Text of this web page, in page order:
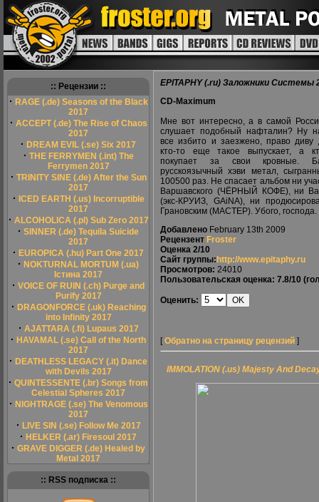
:: Рецензии ::
· RAGE (.de) Seasons of the Black
2017
· ACCEPT (.de) The Rise of Chaos
2017
· DREAM EVIL (.se) Six 2017
· THE FERRYMEN (.int) The
Ferrymen 2017
· TRINITY SINE (.de) After the Sun
2017
· ICED EARTH (.us) Incorruptible
2017
· ALCOHOLICA (.pl) Sub Zero 2017
· SINNER (.de) Tequila Suicide
2017
· EUROPICA (.hu) Part One 2017
· NOKTURNAL MORTUM (.ua)
Істина 2017
· VOICE OF RUIN (.ch) Purge and
Purify 2017
· DRAGONFORCE (.uk) Reaching
into Infinity 2017
· AJATTARA (.fi) Lupaus 2017
· HAVAMAL (.se) Call of the North
2017
· DEATHLESS LEGACY (.it) Dance
with Devils 2017
· QUINTESSENTE (.br) Songs from
Celestial Spheres 2017
· NIGHTRAGE (.se) The Venomous
2017
· LIVE SIN (.se) Follow Me 2017
· HELKER (.ar) Firesoul 2017
· GRAVE DIGGER (.de) Healed by
Metal 2017
:: RSS подписка ::
EPITAPHY (.ru) Заложники Системы
CD-Maximum
Мне вот интересно, а в самой
слушает подобный нафталин? Ну
все избито и заезжено, право диву
кто-то еще такое выпускает, а
покупает за свои кровные.
русскоязычный хэви метал,
100500 раз. Не спасает альбом ни
Варшавского (ЧЁРНЫЙ КОФЕ), ни
(экс-КРУИЗ, GAiNA), ни
Грановским (МАСТЕР). Убого, господа.
Добавлено February 13th 2009
Рецензент Froster
Оценка 2/10
Сайт группы: http://www.epitaphy.ru
Просмотров: 24010
Пользовательская оценка: 7.8/10
Оценить:
[Обратно на страницу рецензий ]
IMMOLATION (.us) Majesty And